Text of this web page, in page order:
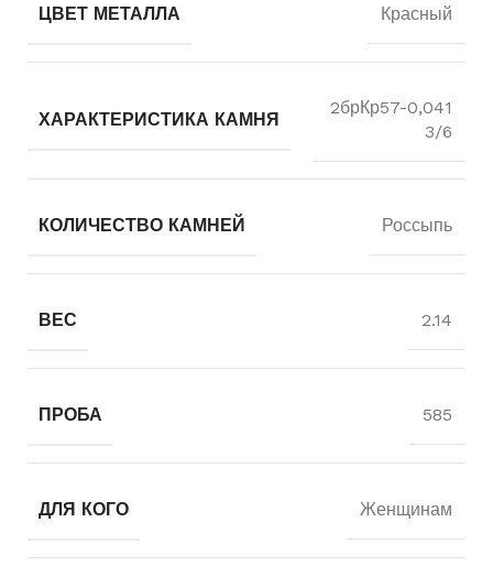
ЦВЕТ МЕТАЛЛА Красный
ХАРАКТЕРИСТИКА КАМНЯ
2брКр57-0,041
3/6
КОЛИЧЕСТВО КАМНЕЙ Россыпь
ВЕС 2.14
ПРОБА 585
ДЛЯ КОГО Женщинам